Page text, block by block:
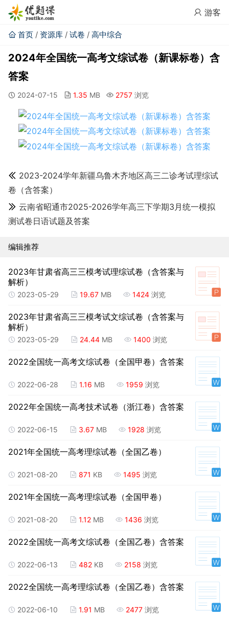
游客
首页 / 资源库 / 试卷 / 高中综合
2024年全国统一高考文综试卷（新课标卷）含
答案
2024-07-15 1.35 MB 2757 浏览
2023-2024学年新疆乌鲁木齐地区高三二诊考试理综试
卷（含答案）
云南省昭通市2025-2026学年高三下学期3月统一模拟
测试卷日语试题及答案
编辑推荐
2023年甘肃省高三三模考试理综试卷（含答案与
解析）
2023-05-29 19.67 MB 1424 浏览
2023年甘肃省高三三模考试文综试卷（含答案与
解析）
2023-05-29 24.44 MB 1400 浏览
2022全国统一高考文综试卷（全国甲卷）含答案
2022-06-28 1.16 MB 1959 浏览
2022年全国统一高考技术试卷（浙江卷）含答案
2022-06-15 3.67 MB 1928 浏览
2021年全国统一高考理综试卷（全国乙卷）
2021-08-20 871 KB 1495 浏览
2021年全国统一高考理综试卷（全国甲卷）
2021-08-20 1.12 MB 1436 浏览
2022全国统一高考文综试卷（全国乙卷）含答案
2022-06-13 482 KB 2158 浏览
2022全国统一高考理综试卷（全国乙卷）含答案
2022-06-10 1.91 MB 2477 浏览